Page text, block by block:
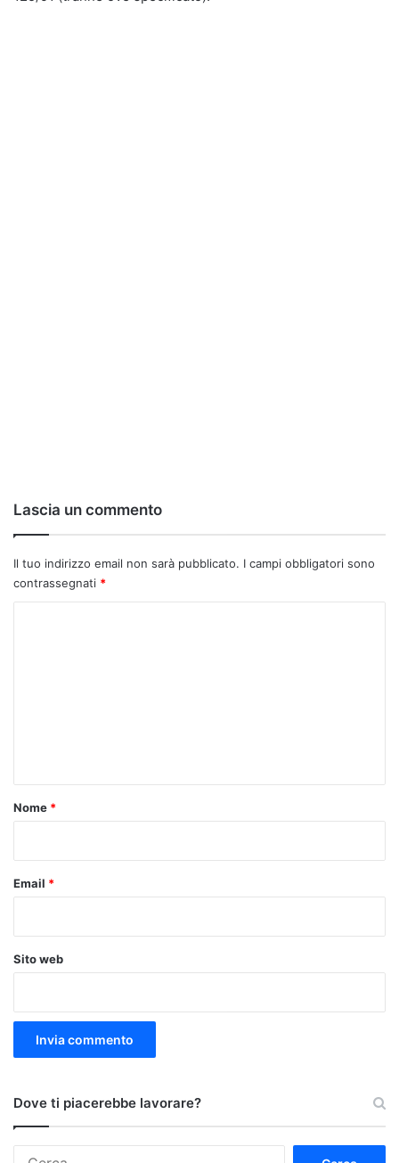
Lascia un commento
Il tuo indirizzo email non sarà pubblicato. I campi obbligatori sono
contrassegnati *
o
Nome *
Email *
Sito web
Dove ti piacerebbe lavorare?